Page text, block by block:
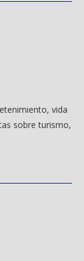
vida
sobre turismo,